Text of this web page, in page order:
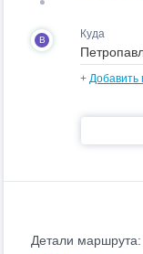
B Куда
+ Добавить
Детали маршрута: